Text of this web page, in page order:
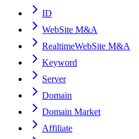
ID
WebSite M&A
RealtimeWebSite M&A
Keyword
Server
Domain
Domain Market
Affiliate